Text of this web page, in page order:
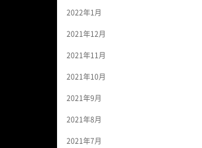
2022年1月
2021年12月
2021年11月
2021年10月
2021年9月
2021年8月
2021年7月